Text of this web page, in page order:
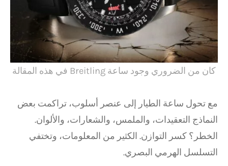
كان من الضروري وجود ساعة Breitling في هذه المقالة
مع تحول ساعة الطيار إلى عنصر أسلوب، تراكمت بعض
النماذج التعقيدات، والملمس، والشعارات، والألوان.
الخطر؟ كسر التوازن. الكثير من المعلومات، وتختفي
التسلسل الهرمي البصري.